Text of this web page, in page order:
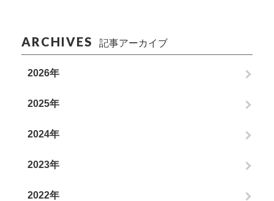
ARCHIVES 記事アーカイブ
2026年
2025年
2024年
2023年
2022年